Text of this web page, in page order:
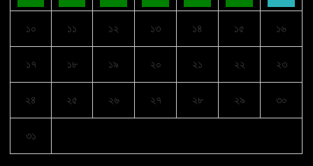
১০ ১১ ১২ ১৩ ১৪ ১৫ ১৬
১৭ ১৮ ১৯ ২০ ২১ ২২ ২৩
২৪ ২৫ ২৬ ২৭ ২৮ ২৯ ৩০
৩১